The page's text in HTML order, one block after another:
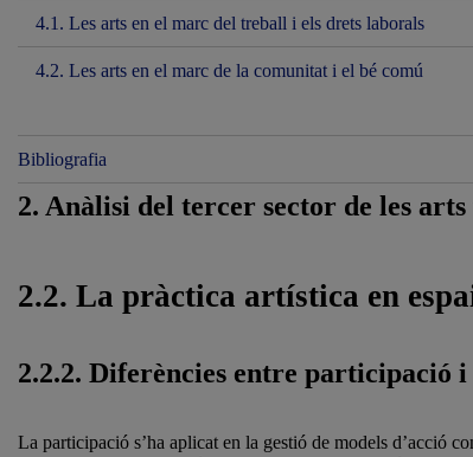
4.1. Les arts en el marc del treball i els drets laborals
4.2. Les arts en el marc de la comunitat i el bé comú
Bibliografia
2. Anàlisi del tercer sector de les arts
2.2. La pràctica artística en
2.2.2. Diferències entre participació i
La participació s’ha aplicat en la gestió de models d’acció